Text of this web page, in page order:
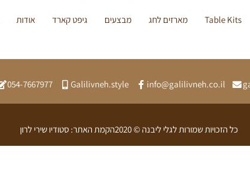
Table Kits מארזים לחג מבצעים גיפט קארד אודות
info@galilivneh.co.il
Galilivneh.style
054-7667977
כל הזכויות שמורות לגלי ליבנה © 2020 הקמת האתר: סטודיו שירי לרון